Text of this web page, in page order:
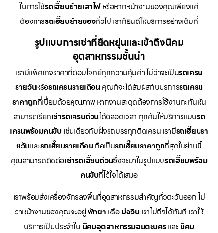
ในการใช้รถเฮี๊ยบย้ายเสาไฟหรือหากหน้างานของคุณเพียงแค่
ต้องการรถเฮี๊ยบย้ายของทั่วไป เราก็ยินดีให้บริการอย่างเต็มที่
รูปแบบการเช่าที่ยืดหยุ่นและเข้าถึงนิคม
อุตสาหกรรมชั้นนำ
เรามีแพ็คเกจราคาที่ตอบโจทย์ทุกความคุ้มค่า ไม่ว่าจะเป็นรถเครน
รายวันหรือรถเครนรายเดือน คุณก็จะได้สัมผัสกับบริการรถเครน
ราคาถูกที่เปี่ยมด้วยคุณภาพ หากงานสะดุดต้องการใช้งานกะทันหัน
สามารถเรียกเช่ารถเครนด่วนได้ตลอดเวลา ทุกคันให้บริการแบบรถ
เครนพร้อมคนขับ เช่นเดียวกับฝั่งรถบรรทุกติดเครน เรามีรถเฮี๊ยบรา
ยวันและรถเฮี๊ยบรายเดือน ถือเป็นรถเฮี๊ยบราคาถูกที่สุดในย่านนี้
คุณสามารถติดต่อเช่ารถเฮี๊ยบด่วนซึ่งจะมาในรูปแบบรถเฮี๊ยบพร้อม
คนขับที่ไว้ใจได้เสมอ
เราพร้อมส่งเครื่องจักรลงพื้นที่อุตสาหกรรมสำคัญทั่วตะวันออก ไม่
ว่าหน้างานของคุณจะอยู่พัทยา หรือบ่อวิน เราไปถึงได้ทันที เราให้
บริการเป็นประจำใน นิคมอุตสาหกรรมอมตะนครและ นิคม